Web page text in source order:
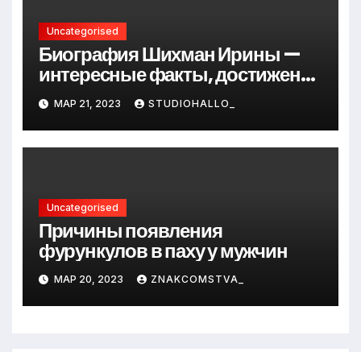
Uncategorised
Биография Шихман Ирины —
интересные факты, достижения
и путь к успеху
МАР 21, 2023 STUDIOHALLO_
Uncategorised
Причины появления
фурункулов в паху у мужчин
МАР 20, 2023 ZNAKCOMSTVA_